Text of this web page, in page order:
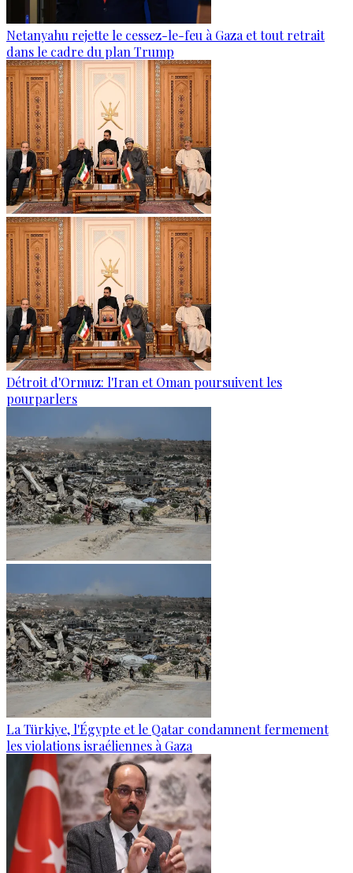
Netanyahu rejette le cessez-le-feu à Gaza et tout retrait
dans le cadre du plan Trump
Détroit d'Ormuz: l'Iran et Oman poursuivent les
pourparlers
La Türkiye, l'Égypte et le Qatar condamnent fermement
les violations israéliennes à Gaza